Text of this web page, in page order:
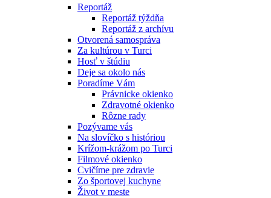
Reportáž
Reportáž týždňa
Reportáž z archívu
Otvorená samospráva
Za kultúrou v Turci
Hosť v štúdiu
Deje sa okolo nás
Poradíme Vám
Právnicke okienko
Zdravotné okienko
Rôzne rady
Pozývame vás
Na slovíčko s históriou
Krížom-krážom po Turci
Filmové okienko
Cvičíme pre zdravie
Zo športovej kuchyne
Život v meste